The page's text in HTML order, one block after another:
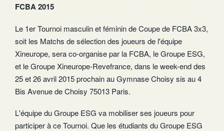
FCBA 2015
Le 1er Tournoi masculin et féminin de Coupe de FCBA 3x3,
soit les Matchs de sélection des joueurs de l'équipe
Xineurope, sera co-organise par la FCBA, le Groupe ESG,
et le Groupe Xineurope-Revefrance, dans le week-end des
25 et 26 avril 2015 prochain au Gymnase Choisy sis au 4
Bis Avenue de Choisy 75013 Paris.
L'équipe du Groupe ESG va mobiliser ses joueurs pour
participer à ce Tournoi. Que les étudiants du Groupe ESG